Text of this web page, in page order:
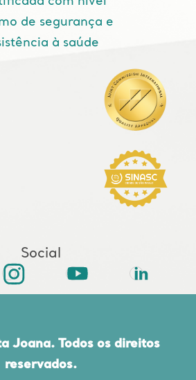
de segurança e
à saúde
Social
Joana. Todos os direitos
reservados.